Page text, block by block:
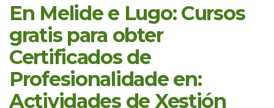
En Melide e Lugo: Cursos
gratis para obter
Certificados de
Profesionalidade en:
Actividades de Xestión